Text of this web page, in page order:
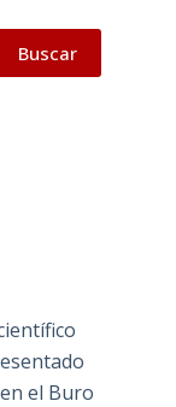
Buscar
el Buro